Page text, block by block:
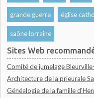
grande guerre église
saône lorraine
Sites Web
Comité de jumelage
Architecture de la prieurale
Généalogie de la famille